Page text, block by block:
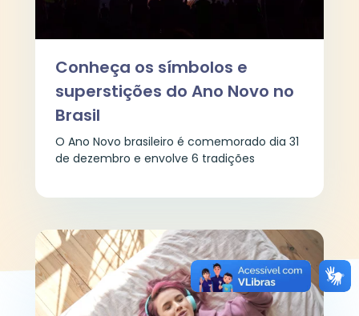
Conheça os símbolos e
superstições do Ano Novo no
Brasil
O Ano Novo brasileiro é comemorado dia 31
de dezembro e envolve 6 tradições